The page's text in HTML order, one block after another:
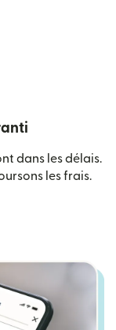
dans les délais.
les frais.